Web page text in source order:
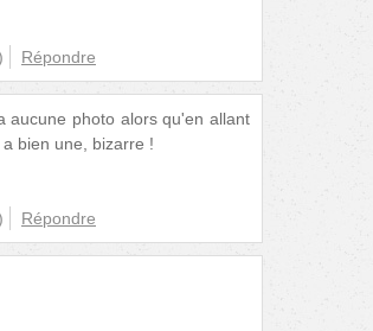
Répondre
aucune photo alors qu'en allant
bien une, bizarre !
Répondre